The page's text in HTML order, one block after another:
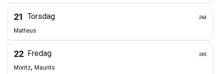
21 Torsdag 264
Matteus
22 Fredag 265
Moritz, Maurits